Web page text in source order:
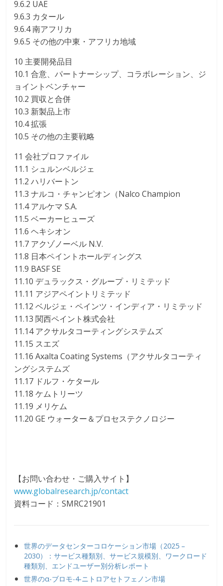
9.6.2 UAE
9.6.3 カタール
9.6.4 南アフリカ
9.6.5 その他の中東・アフリカ地域
10 主要開発品目
10.1 合意、パートナーシップ、コラボレーション、ジ
ョイントベンチャー
10.2 買収と合併
10.3 新製品上市
10.4 拡張
10.5 その他の主要戦略
11 会社プロファイル
11.1 シュルンベルジェ
11.2 ハリバートン
11.3 ナルコ・チャンピオン（Nalco Champion
11.4 アルケマ S.A.
11.5 ベーカーヒューズ
11.6 ヘキシオン
11.7 アクゾノーベル N.V.
11.8 日本ペイントホールディングス
11.9 BASF SE
11.10 デュラックス・グループ・リミテッド
11.11 アジアペイントリミテッド
11.12 ベルジェ・ペインツ・インディア・リミテッド
11.13 関西ペイント株式会社
11.14 アクサルタコーティングシステムズ
11.15 スエズ
11.16 Axalta Coating Systems（アクサルタコーティ
ングシステムズ
11.17 ドルフ・ケタール
11.18 ケムトリーツ
11.19 メリケム
11.20 GE ウォーター＆プロセステクノロジー
【お問い合わせ・ご購入サイト】
www.globalresearch.jp/contact
資料コード：SMRC21901
世界のデータセンターコロケーション市場（2025 –
2030）：サービス種類別、サービス規模別、ワークロード
種類別、エンドユーザー別分析レポート
世界のα-ブロモ-4-ニトロアセトフェノン市場